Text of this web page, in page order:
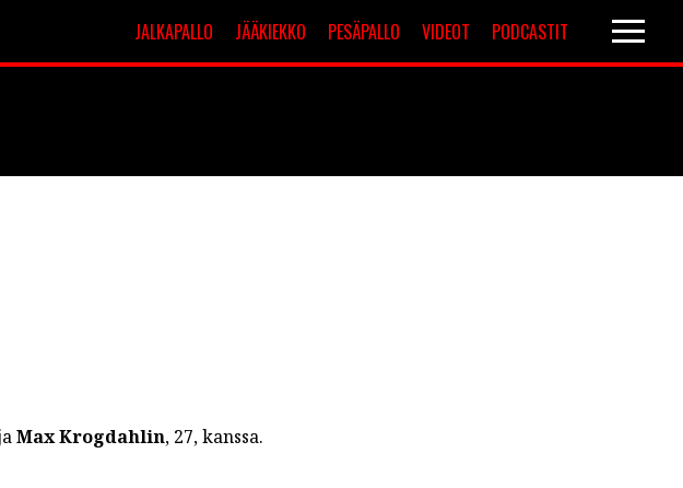
JALKAPALLO JÄÄKIEKKO PESÄPALLO VIDEOT PODCASTIT
Max Krogdahlin, 27, kanssa.